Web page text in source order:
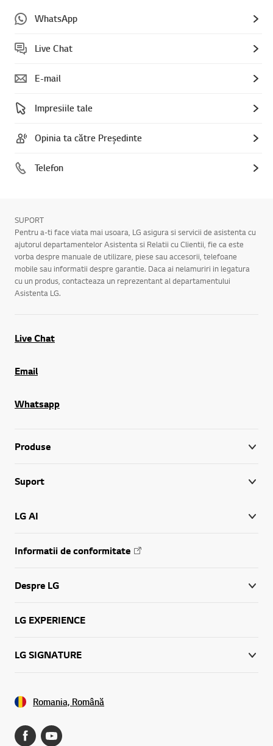
WhatsApp
Live Chat
E-mail
Impresiile tale
Opinia ta către Președinte
Telefon
SUPORT
Pentru a-ti face viata mai usoara, LG asigura si servicii de asistenta cu
ajutorul departamentelor Asistenta si Relatii cu Clientii, fie ca este
vorba despre manuale de utilizare, piese sau accesorii, telefoane
mobile sau informatii despre garantie. Daca ai nelamuriri in legatura
cu un produs, contacteaza un reprezentant al departamentului
Asistenta LG.
Live Chat
Email
Whatsapp
Produse
Suport
LG AI
Informatii de conformitate
Despre LG
LG EXPERIENCE
LG SIGNATURE
Romania, Română